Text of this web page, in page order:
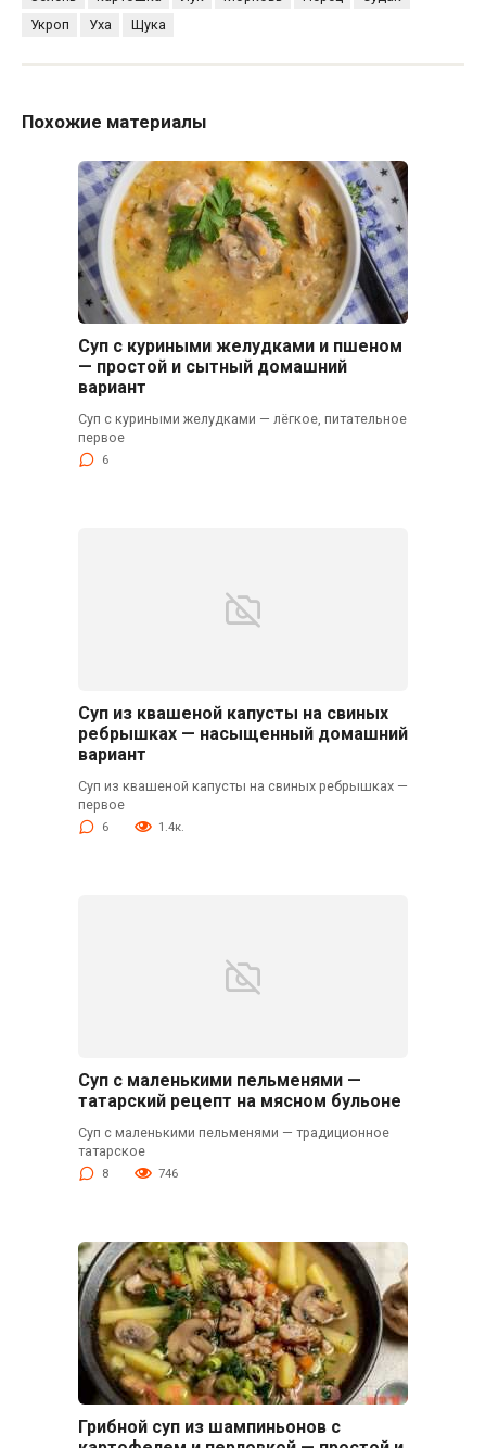
Укроп
Уха Щука
Похожие материалы
Суп с куриными желудками и пшеном
— простой и сытный домашний
вариант
Суп с куриными желудками — лёгкое, питательное
первое
6
Суп из квашеной капусты на свиных
ребрышках — насыщенный домашний
вариант
Суп из квашеной капусты на свиных ребрышках —
первое
6 1.4к.
Суп с маленькими пельменями —
татарский рецепт на мясном бульоне
Суп с маленькими пельменями — традиционное
татарское
8 746
Грибной суп из шампиньонов с